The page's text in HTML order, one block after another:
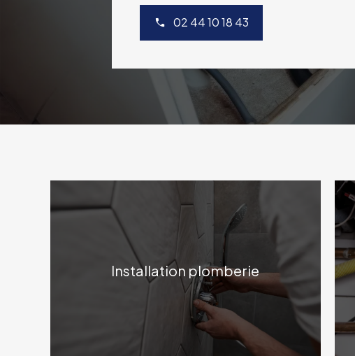
02 44 10 18 43
Installation plomberie